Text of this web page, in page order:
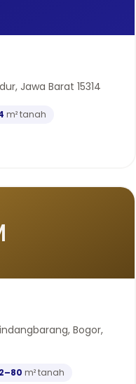
Jawa Barat 15314
m² tanah
Bogor,
m² tanah